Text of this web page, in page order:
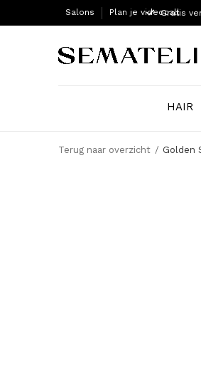
HAIR
Gratis
Salons Plan je videocall
Terug naar overzicht Golden